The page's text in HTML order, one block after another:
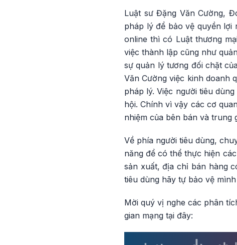
Luật sư Đặng Văn Cường,
pháp lý để bảo vệ quyền lợi
online thì có Luật thương
việc thành lập cũng như
sự quản lý tương đối chặt
Văn Cường việc kinh doanh
pháp lý. Việc người tiêu
hội. Chính vì vậy các cơ
nhiệm của bên bán và trung
Về phía người tiêu dùng,
năng để có thể thực hiện
sản xuất, địa chỉ bán hàng
tiêu dùng hãy tự bảo vệ
Mời quý vị nghe các phân
gian mạng tại đây: